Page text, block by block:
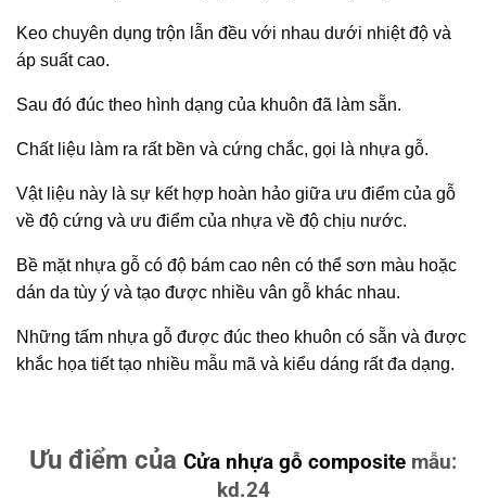
Keo chuyên dụng trộn lẫn đều với nhau dưới nhiệt độ và
áp suất cao.
Sau đó đúc theo hình dạng của khuôn đã làm sẵn.
Chất liệu làm ra rất bền và cứng chắc, gọi là nhựa gỗ.
Vật liệu này là sự kết hợp hoàn hảo giữa ưu điểm của gỗ
về độ cứng và ưu điểm của nhựa về độ chịu nước.
Bề mặt nhựa gỗ có độ bám cao nên có thể sơn màu hoặc
dán da tùy ý và tạo được nhiều vân gỗ khác nhau.
Những tấm nhựa gỗ được đúc theo khuôn có sẵn và được
khắc họa tiết tạo nhiều mẫu mã và kiểu dáng rất đa dạng.
Ưu điểm của Cửa nhựa gỗ composite mẫu:
kd.24